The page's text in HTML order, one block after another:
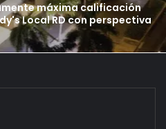
máxima calificación
Local RD con perspectiva